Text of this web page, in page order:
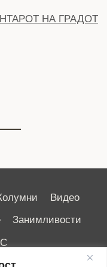
НА ГРАДОТ
Видео
Занимливости